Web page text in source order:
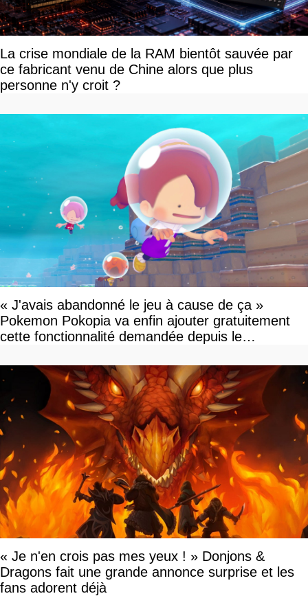
La crise mondiale de la RAM bientôt sauvée par
ce fabricant venu de Chine alors que plus
personne n'y croit ?
« J'avais abandonné le jeu à cause de ça »
Pokemon Pokopia va enfin ajouter gratuitement
cette fonctionnalité demandée depuis le
« Je n'en crois pas mes yeux ! » Donjons &
Dragons fait une grande annonce surprise et les
fans adorent déjà